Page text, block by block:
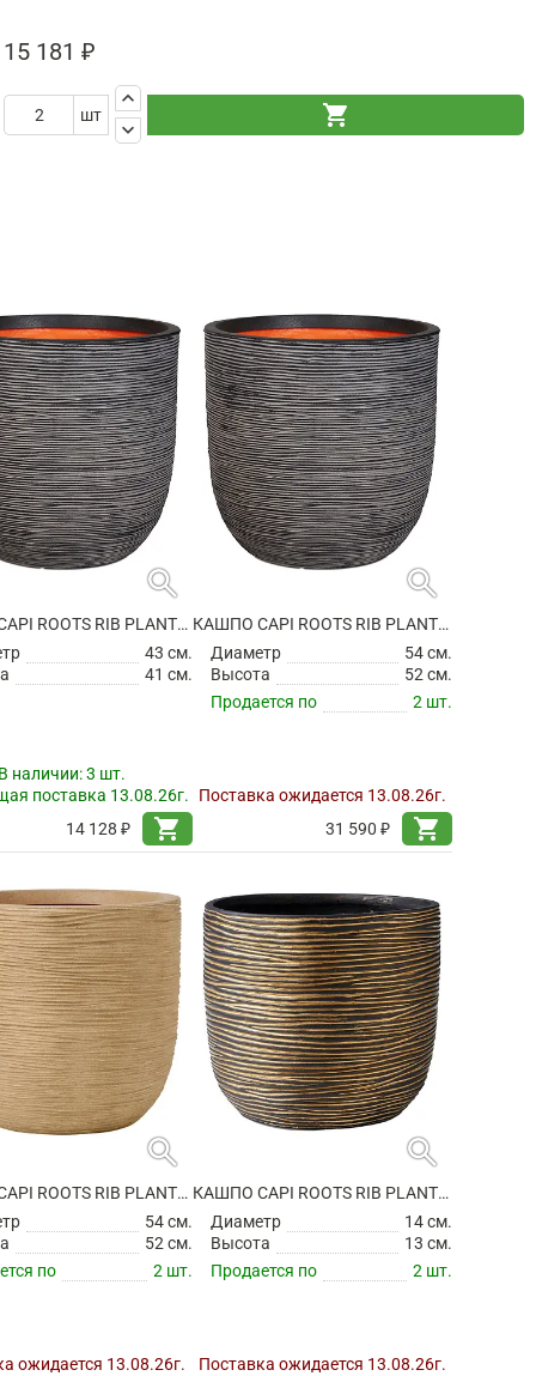
15 181 ₽
шт
keyboard_arrow_up
keyboard_arrow_down
shopping_cart
search
КАШПО CAPI ROOTS RIB PLANTER BALL ANTHRACITE
43 см.
41 см.
наличии:3 шт.
поставка 13.08.26г.
14 128 ₽
shopping_cart
search
КАШПО CAPI ROOTS RIB PLANTER BALL ANTHRACITE
Диаметр
54 см.
Высота
52 см.
Продается по
2 шт.
Поставка ожидается 13.08.26г.
31 590 ₽
shopping_cart
search
КАШПО CAPI ROOTS RIB PLANTER BALL BEIGE
54 см.
52 см.
по
2 шт.
ожидается 13.08.26г.
search
КАШПО CAPI ROOTS RIB PLANTER BALL BLACK GOLD
Диаметр
14 см.
Высота
13 см.
Продается по
2 шт.
Поставка ожидается 13.08.26г.